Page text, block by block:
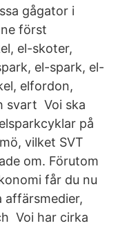
gågator i
först
el-skoter,
el-spark, el-
elfordon,
svart Voi ska
på
vilket SVT
om. Förutom
får du nu
Voi har cirka